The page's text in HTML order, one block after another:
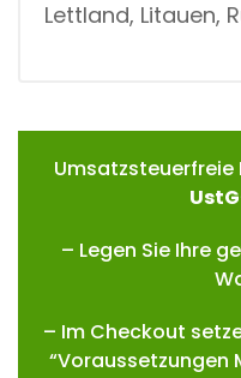
Lettland, Litauen,
Umsatzsteuerfreie
UstG
– Legen Sie Ihre
– Im Checkout
“Voraussetzungen